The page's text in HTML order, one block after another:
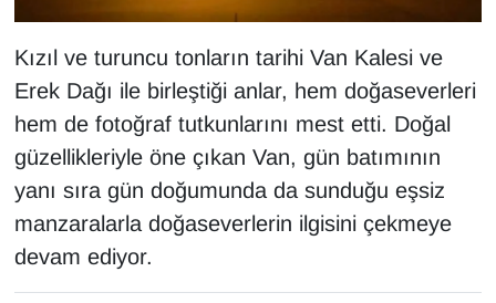
Kızıl ve turuncu tonların tarihi Van Kalesi ve
Erek Dağı ile birleştiği anlar, hem doğaseverleri
hem de fotoğraf tutkunlarını mest etti. Doğal
güzellikleriyle öne çıkan Van, gün batımının
yanı sıra gün doğumunda da sunduğu eşsiz
manzaralarla doğaseverlerin ilgisini çekmeye
devam ediyor.
POLİTİKA
Resmi İlanlar
RÖPORTAJ
SAĞLIK
Seri İlan